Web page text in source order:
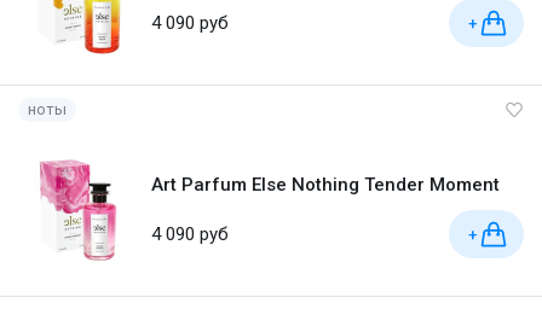
4 090 руб +
ноты
Art Parfum Else Nothing Tender Moment
4 090 руб +